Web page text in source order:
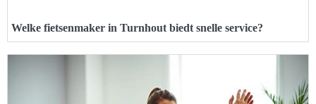
Welke fietsenmaker in Turnhout biedt snelle service?